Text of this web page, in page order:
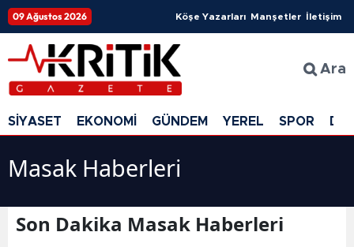
09 Ağustos 2026 Köşe Yazarları Manşetler İletişim
Ara
SİYASET EKONOMİ GÜNDEM YEREL SPOR
Masak Haberleri
Son Dakika Masak Haberleri